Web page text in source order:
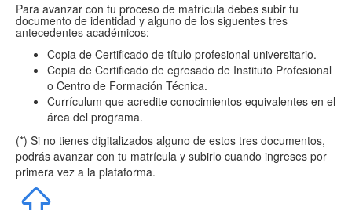
Para avanzar con tu proceso de matrícula debes subir tu
documento de identidad y alguno de los siguentes tres
antecedentes académicos:
Copia de Certificado de título profesional universitario.
Copia de Certificado de egresado de Instituto Profesional
o Centro de Formación Técnica.
Currículum que acredite conocimientos equivalentes en el
área del programa.
(*) Si no tienes digitalizados alguno de estos tres documentos,
podrás avanzar con tu matrícula y subirlo cuando ingreses por
primera vez a la plataforma.